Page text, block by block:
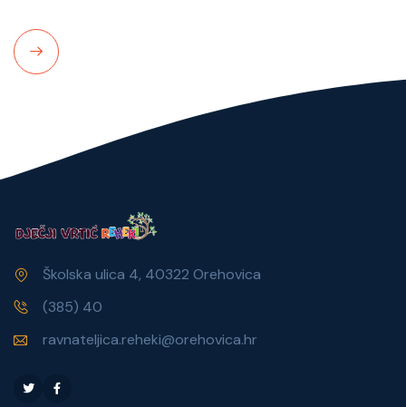
Read
Školska ulica 4, 40322 Orehovica
(385) 40
ravnateljica.reheki@orehovica.hr